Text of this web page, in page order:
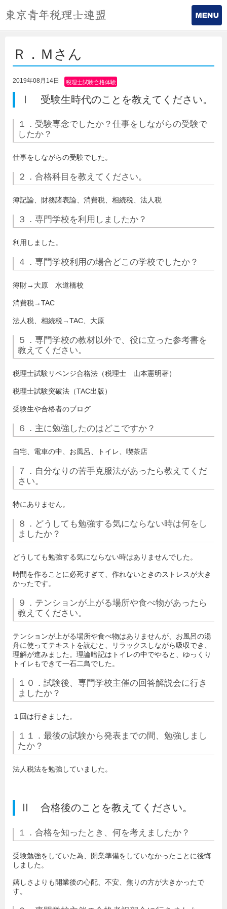
Ｒ．Ｍさん
2019年08月14日
税理士試験合格体験
Ⅰ 受験生時代のことを教えてください。
１．受験専念でしたか？仕事をしながらの受験で
したか？
仕事をしながらの受験でした。
２．合格科目を教えてください。
簿記論、財務諸表論、消費税、相続税、法人税
３．専門学校を利用しましたか？
利用しました。
４．専門学校利用の場合どこの学校でしたか？
簿財→大原 水道橋校
消費税→TAC
法人税、相続税→TAC、大原
５．専門学校の教材以外で、役に立った参考書を
教えてください。
税理士試験リベンジ合格法（税理士 山本憲明著）
税理士試験突破法（TAC出版）
受験生や合格者のブログ
６．主に勉強したのはどこですか？
自宅、電車の中、お風呂、トイレ、喫茶店
７．自分なりの苦手克服法があったら教えてくだ
さい。
特にありません。
８．どうしても勉強する気にならない時は何をし
ましたか？
どうしても勉強する気にならない時はありませんでした。
時間を作ることに必死すぎて、作れないときのストレスが大き
かったです。
９．テンションが上がる場所や食べ物があったら
教えてください。
テンションが上がる場所や食べ物はありませんが、お風呂の湯
舟に使ってテキストを読むと、リラックスしながら吸収でき、
理解が進みました。理論暗記はトイレの中でやると、ゆっくり
トイレもできて一石二鳥でした。
１０．試験後、専門学校主催の回答解説会に行き
ましたか？
１回は行きました。
１１．最後の試験から発表までの間、勉強しまし
たか？
法人税法を勉強していました。
Ⅱ 合格後のことを教えてください。
１．合格を知ったとき、何を考えましたか？
受験勉強をしていた為、開業準備をしていなかったことに後悔
しました。
嬉しさよりも開業後の心配、不安、焦りの方が大きかったで
す。